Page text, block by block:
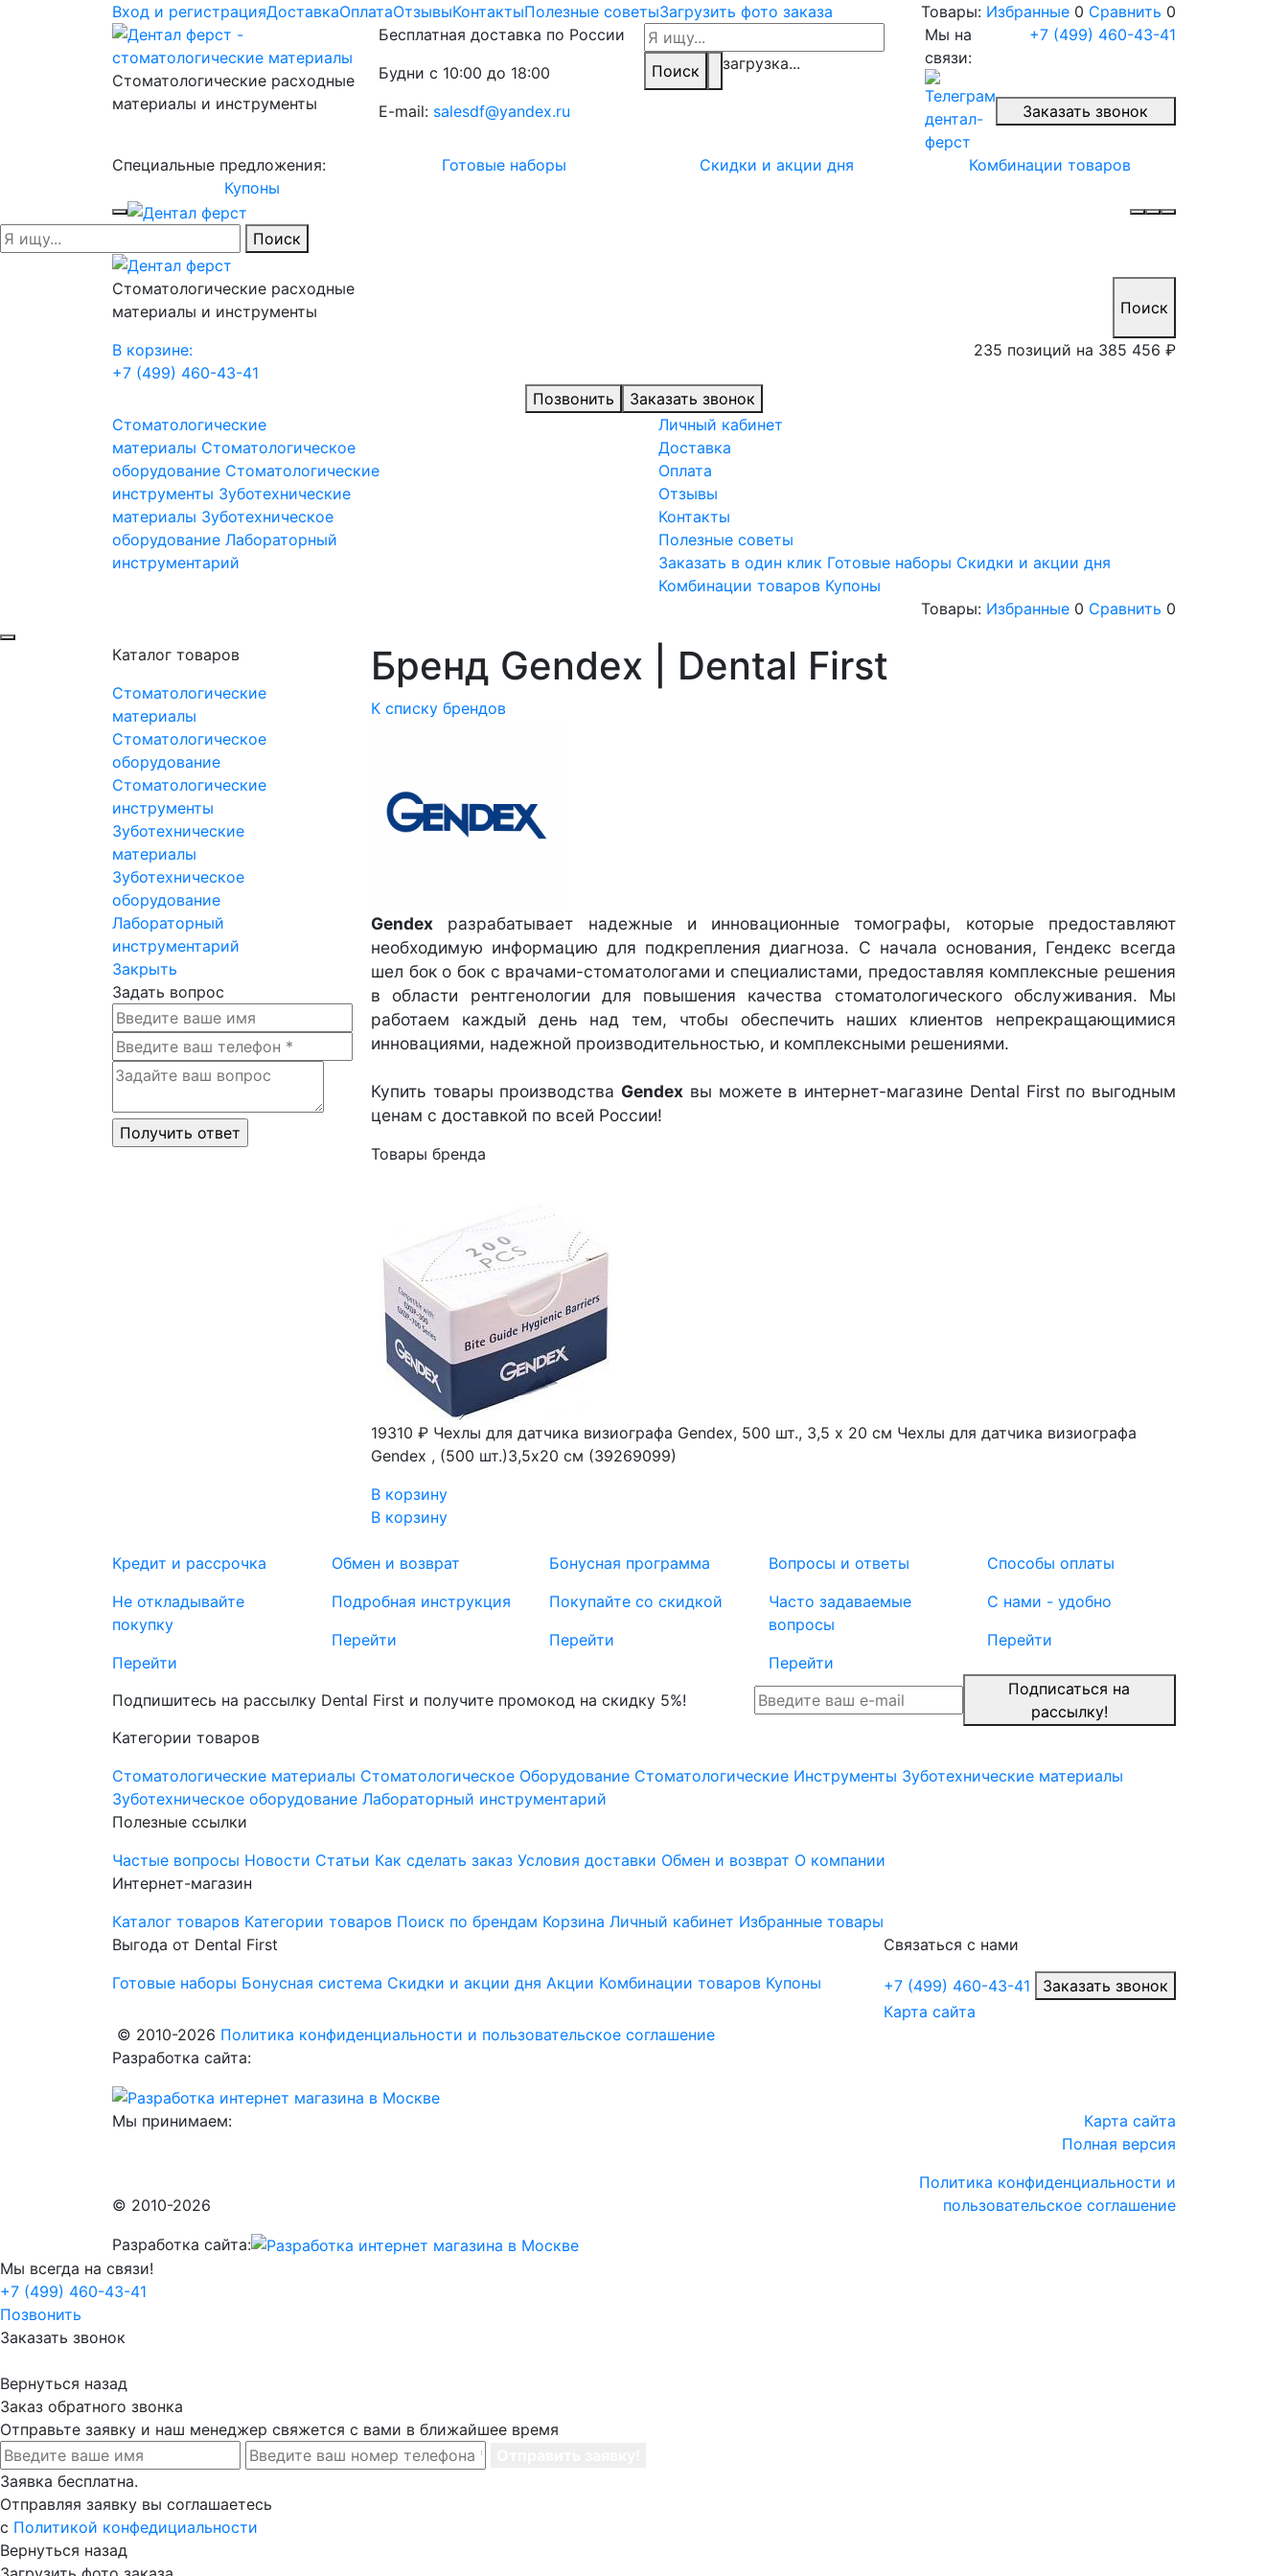
Вход и регистрацияДоставкаОплатаОтзывыКонтактыПолезные советыЗагрузить фото заказа Товары: Избранные 0 Сравнить 0
Стоматологические расходные
материалы и инструменты
Бесплатная доставка по России
Будни с 10:00 до 18:00
E-mail: salesdf@yandex.ru
Поиск загрузка...
Мы на
связи:
+7 (499) 460-43-41
Заказать звонок
Специальные предложения: Готовые наборы Скидки и акции дня
Комбинации товаров
Купоны
Поиск
Стоматологические расходные
материалы и инструменты
Поиск
В корзине: 235 позиций на 385 456 ₽
+7 (499) 460-43-41
Позвонить
Заказать звонок
Стоматологические
материалы Стоматологическое
оборудование Стоматологические
инструменты Зуботехнические
материалы Зуботехническое
оборудование Лабораторный
инструментарий
Личный кабинет
Доставка
Оплата
Отзывы
Контакты
Полезные советы
Заказать в один клик Готовые наборы Скидки и акции дня
Комбинации товаров Купоны
Товары: Избранные 0 Сравнить 0
Каталог товаров
Стоматологические
материалы
Стоматологическое
оборудование
Стоматологические
инструменты
Зуботехнические
материалы
Зуботехническое
оборудование
Лабораторный
инструментарий
Закрыть
Задать вопрос
Бренд Gendex | Dental First
К списку брендов
Gendex разрабатывает надежные и инновационные томографы, которые предоставляют
необходимую информацию для подкрепления диагноза. С начала основания, Гендекс всегда
шел бок о бок с врачами-стоматологами и специалистами, предоставляя комплексные решения
в области рентгенологии для повышения качества стоматологического обслуживания. Мы
работаем каждый день над тем, чтобы обеспечить наших клиентов непрекращающимися
инновациями, надежной производительностью, и комплексными решениями.
Купить товары производства Gendex вы можете в интернет-магазине Dental First по выгодным
ценам с доставкой по всей России!
Товары бренда
19310 ₽ Чехлы для датчика визиографа Gendex, 500 шт., 3,5 х 20 см Чехлы для датчика визиографа
Gendex , (500 шт.)3,5х20 см (39269099)
В корзину
В корзину
Кредит и рассрочка
Не откладывайте
покупку
Перейти
Обмен и возврат
Подробная инструкция
Перейти
Бонусная программа
Покупайте со скидкой
Перейти
Вопросы и ответы
Часто задаваемые
вопросы
Перейти
Способы оплаты
С нами - удобно
Перейти
Подпишитесь на рассылку Dental First и получите промокод на скидку 5%!
Подписаться на
рассылку!
Категории товаров
Стоматологические материалы Стоматологическое Оборудование Стоматологические Инструменты Зуботехнические материалы
Зуботехническое оборудование Лабораторный инструментарий
Полезные ссылки
Частые вопросы Новости Статьи Как сделать заказ Условия доставки Обмен и возврат О компании
Интернет-магазин
Каталог товаров Категории товаров Поиск по брендам Корзина Личный кабинет Избранные товары
Выгода от Dental First
Готовые наборы Бонусная система Скидки и акции дня Акции Комбинации товаров Купоны
Связаться с нами
+7 (499) 460-43-41
Заказать звонок
Карта сайта
© 2010-2026 Политика конфиденциальности и пользовательское соглашение
Разработка сайта:
Мы принимаем:
Карта сайта
Полная версия
© 2010-2026
Политика конфиденциальности и
пользовательское соглашение
Разработка сайта:
Мы всегда на связи!
+7 (499) 460-43-41
Позвонить
Заказать звонок
Вернуться назад
Заказ обратного звонка
Отправьте заявку и наш менеджер свяжется с вами в ближайшее время
Заявка бесплатна.
Отправляя заявку вы соглашаетесь
с Политикой конфедициальности
Вернуться назад